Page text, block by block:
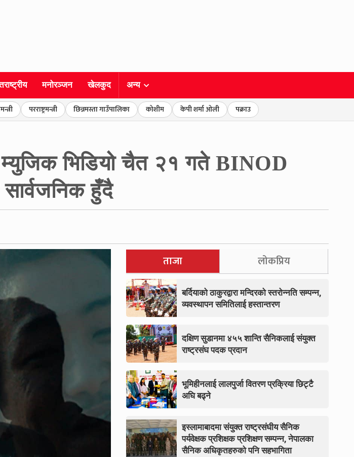
मनोरञ्जन खेलकुद अन्य
परराष्ट्रमन्त्री छिन्नमस्ता गाउँपालिका कोशीम केपी शर्मा ओली पक्राउ
भिडियो चैत २१ गते BINOD
हुँदै
ताजा लोकप्रिय
बर्दियाको ठाकुरद्वारा मन्दिरको स्तरोन्नति सम्पन्न,
व्यवस्थापन समितिलाई हस्तान्तरण
दक्षिण सुडानमा ४५५ शान्ति सैनिकलाई संयुक्त
राष्ट्रसंघ पदक प्रदान
भूमिहीनलाई लालपुर्जा वितरण प्रक्रिया छिट्टै
अघि बढ्ने
इस्लामाबादमा संयुक्त राष्ट्रसंघीय सैनिक
पर्यवेक्षक प्रशिक्षक प्रशिक्षण सम्पन्न, नेपालका
सैनिक अधिकृतहरुको पनि सहभागिता